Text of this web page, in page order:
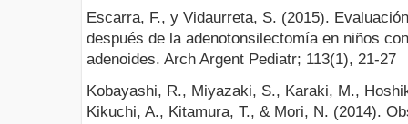
Escarra, F., y Vidaurreta, S. (2015).
después de la adenotonsilectomía en niños
adenoides. Arch Argent Pediatr; 113(1), 21-27
Kobayashi, R., Miyazaki, S., Karaki, M.,
Kikuchi, A., Kitamura, T., & Mori, N. (2014).